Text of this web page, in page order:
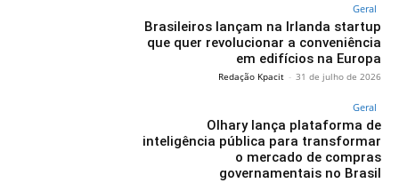
Geral
Brasileiros lançam na Irlanda startup
que quer revolucionar a conveniência
em edifícios na Europa
Redação Kpacit - 31 de julho de 2026
Geral
Olhary lança plataforma de
inteligência pública para transformar
o mercado de compras
governamentais no Brasil